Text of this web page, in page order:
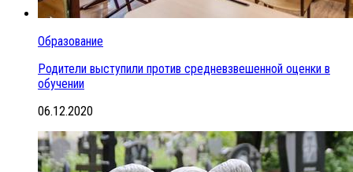
Образование
Родители выступили против средневзвешенной оценки в
обучении
06.12.2020